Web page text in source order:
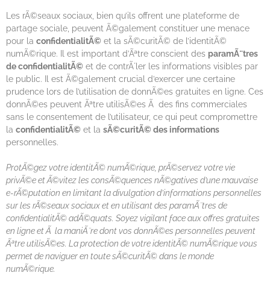
Les rÃ©seaux sociaux, bien qu’ils offrent une plateforme de
partage sociale, peuvent Ã©galement constituer une menace
pour la confidentialitÃ© et la sÃ©curitÃ© de l’identitÃ©
numÃ©rique. Il est important d’Ãªtre conscient des paramÃ¨tres
de confidentialitÃ© et de contrÃ´ler les informations visibles par
le public. Il est Ã©galement crucial d’exercer une certaine
prudence lors de l’utilisation de donnÃ©es gratuites en ligne. Ces
donnÃ©es peuvent Ãªtre utilisÃ©es Ã des fins commerciales
sans le consentement de l’utilisateur, ce qui peut compromettre
la confidentialitÃ© et la sÃ©curitÃ© des informations
personnelles.
ProtÃ©gez votre identitÃ© numÃ©rique, prÃ©servez votre vie
privÃ©e et Ã©vitez les consÃ©quences nÃ©gatives d’une mauvaise
e-rÃ©putation en limitant la divulgation d’informations personnelles
sur les rÃ©seaux sociaux et en utilisant des paramÃ¨tres de
confidentialitÃ© adÃ©quats. Soyez vigilant face aux offres gratuites
en ligne et Ã la maniÃ¨re dont vos donnÃ©es personnelles peuvent
Ãªtre utilisÃ©es. La protection de votre identitÃ© numÃ©rique vous
permet de naviguer en toute sÃ©curitÃ© dans le monde
numÃ©rique.